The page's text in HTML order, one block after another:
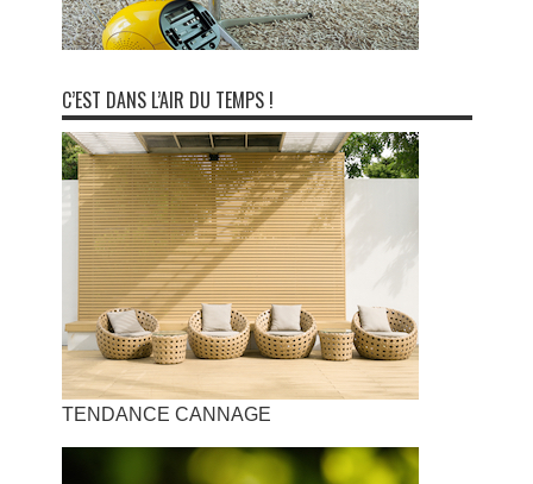
C’EST DANS L’AIR DU TEMPS !
TENDANCE CANNAGE